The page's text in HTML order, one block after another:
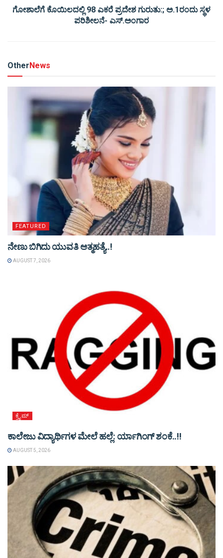
ಗೋಶಾಲೆಗೆ ಕೊಯಿಲದಲ್ಲಿ 98 ಎಕರೆ ಪ್ರದೇಶ ಗುರುತು:; ಅ.1ರಂದು ಸ್ಥಳ
ಪರಿಶೀಲನೆ- ಎಸ್.ಅಂಗಾರ
Other News
FEATURED
ನೇಣು ಬಿಗಿದು ಯುವತಿ ಆತ್ಮಹತ್ಯೆ..!
AUGUST 7, 2026
ಕ್ರೈಮ್
ಕಾಲೇಜು ವಿದ್ಯಾರ್ಥಿಗಳ ಮೇಲೆ ಹಲ್ಲೆ: ರ್ಯಾಗಿಂಗ್ ಶಂಕೆ..!!
AUGUST 5, 2026